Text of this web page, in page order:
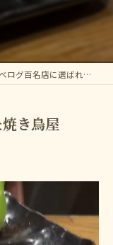
グ百名店に選ばれた焼き鳥屋
き鳥屋